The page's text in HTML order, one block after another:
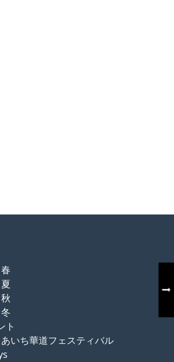
春
夏
秋
冬
ト
あいち華道フェスティバル